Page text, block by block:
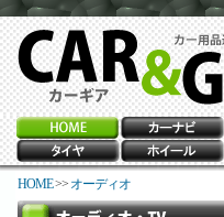
HOME>> オーディオ